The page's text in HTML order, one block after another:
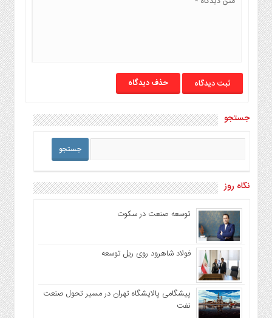
حذف دیدگاه
جستجو
نگاه روز
توسعه صنعت در سکوت
فولاد شاهرود روی ریل توسعه
پیشگامی پالایشگاه تهران در مسیر تحول صنعت
نفت